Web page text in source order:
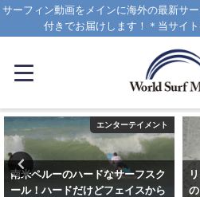
サーフィン動画をメインに海外の最新サ
付きでお届けします！＊当サイ
エンターテイメント
南米ペルーのハードなサーフスク
ール！ハードだけどフェイスから